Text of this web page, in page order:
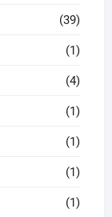
(39)
(1)
(4)
(1)
(1)
(1)
(1)